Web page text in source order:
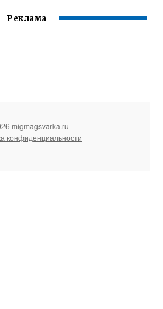
Реклама
migmagsvarka.ru
конфиденциальности